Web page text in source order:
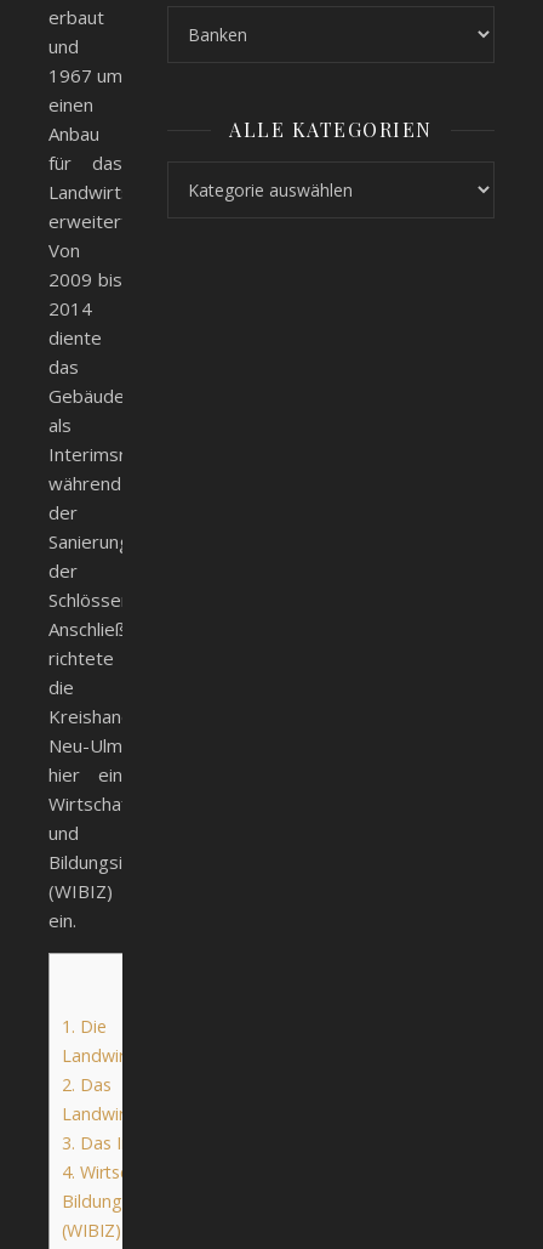
erbaut
und
1967 um
einen
Anbau
für das
Landwirtschaftsamt
erweitert.
Von
2009 bis
2014
diente
das
Gebäude
als
Interimsrathaus
während
der
Sanierung
der
Schlösser.
Anschließend
richtete
die
Kreishandwerkerschaft
Neu-Ulm
hier ein
Wirtschafts-
und
Bildungsinformationszentrum
(WIBIZ)
ein.
1. Die
Landwirtschaftsschule
2. Das
Landwirtschaftsamt
3. Das Interimsrathaus
4. Wirtschafts- und
Bildungszentrum
(WIBIZ) der
ALLE KATEGORIEN